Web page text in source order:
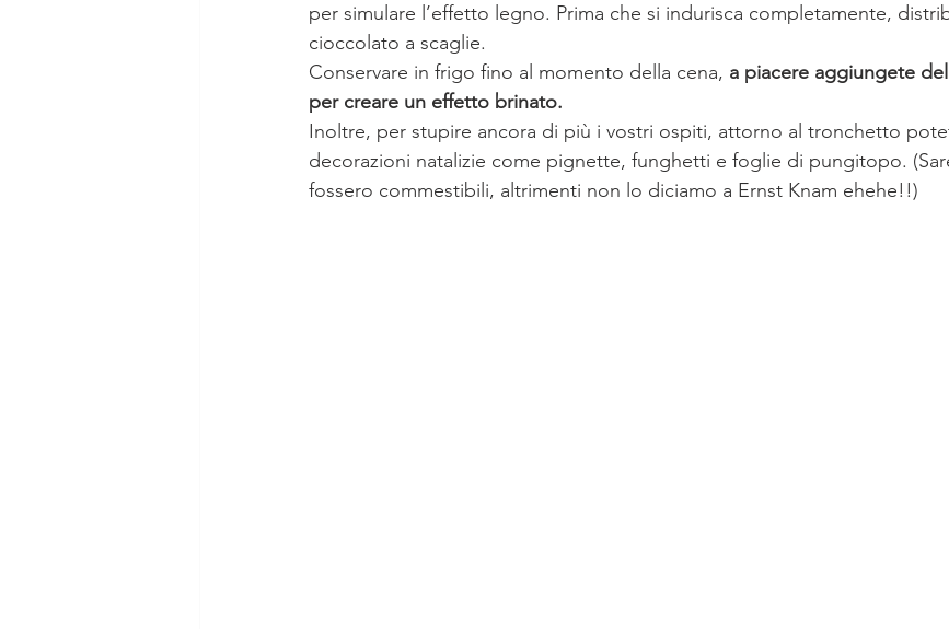
per simulare l’effetto legno. Prima che si indurisca completamente,
cioccolato a scaglie.
Conservare in frigo fino al momento della cena, a piacere aggiungete
per creare un effetto brinato.
Inoltre, per stupire ancora di più i vostri ospiti, attorno al tronchetto
decorazioni natalizie come pignette, funghetti e foglie di pungitopo.
fossero commestibili, altrimenti non lo diciamo a Ernst Knam ehehe!!)